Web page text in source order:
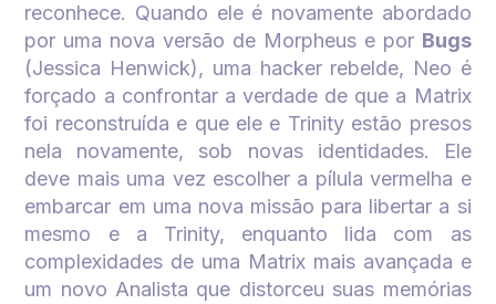
reconhece. Quando ele é novamente abordado
por uma nova versão de Morpheus e por Bugs
(Jessica Henwick), uma hackerrebelde, Neo é
forçado a confrontar a verdade de que a Matrix
foi reconstruída e que ele e Trinity estão presos
nela novamente, sob novas identidades. Ele
deve mais uma vez escolher a pílula vermelha e
embarcar em uma nova missão para libertar a si
mesmo e a Trinity, enquanto lida com as
complexidades de uma Matrix mais avançada e
um novo Analista que distorceu suas memórias